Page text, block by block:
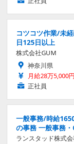
コツコツ作業/未
日125日以上
株式会社GUM
神奈川県
月給28万5,000
正社員
一般事務/時給
の事務 一般事務
ランスタッド株式